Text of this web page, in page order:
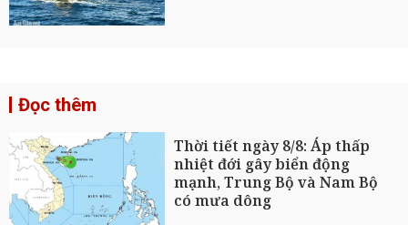
Đọc thêm
Thời tiết ngày 8/8: Áp thấp
nhiệt đới gây biển động
mạnh, Trung Bộ và Nam Bộ
có mưa dông